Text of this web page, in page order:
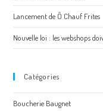
Lancement de Ô Chauf Frites
Nouvelle loi : les webshops
Catégories
Boucherie Baugnet